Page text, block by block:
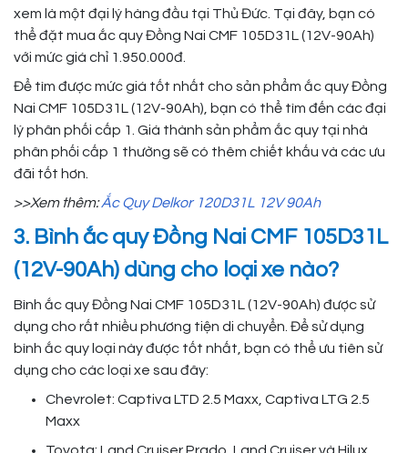
xem là một đại lý hàng đầu tại Thủ Đức. Tại đây, bạn có
thể đặt mua ắc quy Đồng Nai CMF 105D31L (12V-90Ah)
với mức giá chỉ 1.950.000đ.
Để tìm được mức giá tốt nhất cho sản phẩm ắc quy Đồng
Nai CMF 105D31L (12V-90Ah), bạn có thể tìm đến các đại
lý phân phối cấp 1. Giá thành sản phẩm ắc quy tại nhà
phân phối cấp 1 thường sẽ có thêm chiết khấu và các ưu
đãi tốt hơn.
>>Xem thêm:Ắc Quy Delkor 120D31L 12V 90Ah
3. Bình ắc quy Đồng Nai CMF 105D31L
(12V-90Ah) dùng cho loại xe nào?
Bình ắc quy Đồng Nai CMF 105D31L (12V-90Ah) được sử
dụng cho rất nhiều phương tiện di chuyển. Để sử dụng
bình ắc quy loại này được tốt nhất, bạn có thể ưu tiên sử
dụng cho các loại xe sau đây:
Chevrolet: Captiva LTD 2.5 Maxx, Captiva LTG 2.5
Maxx
Toyota: Land Cruiser Prado, Land Cruiser và Hilux.